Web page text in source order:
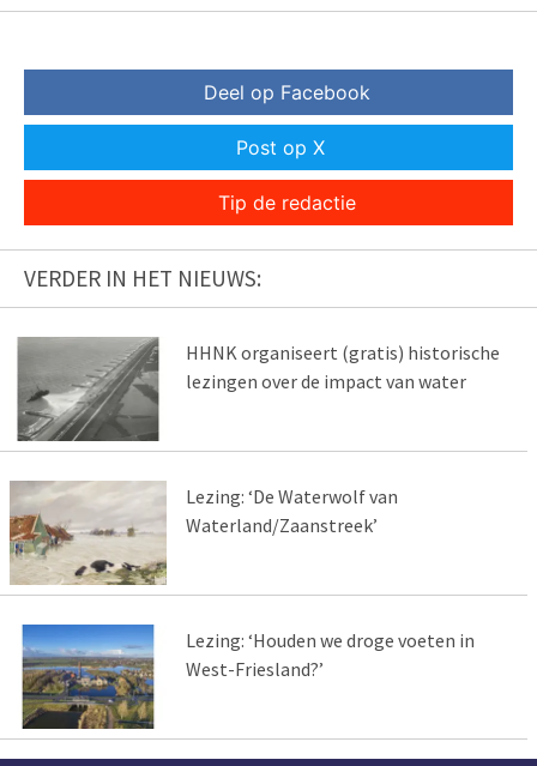
Deel op Facebook
Post op X
Tip de redactie
VERDER IN HET NIEUWS:
HHNK organiseert (gratis) historische
lezingen over de impact van water
Lezing: ‘De Waterwolf van
Waterland/Zaanstreek’
Lezing: ‘Houden we droge voeten in
West-Friesland?’